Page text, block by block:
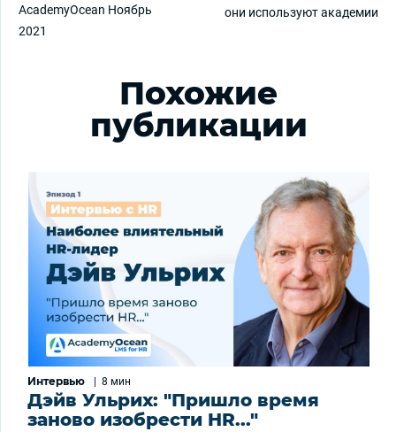
AcademyOcean Ноябрь
2021
они используют академии
Похожие
публикации
Интервью 8 мин
Дэйв Ульрих: "Пришло время
заново изобрести HR..."